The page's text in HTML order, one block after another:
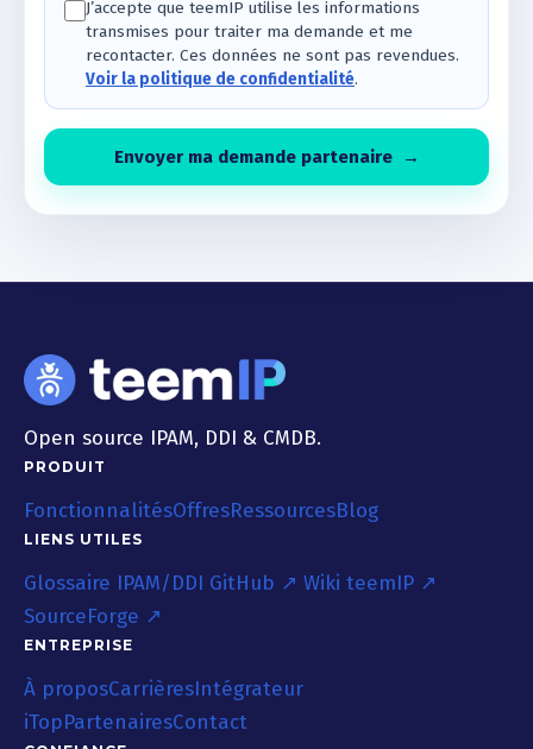
J’accepte que teemIP utilise les informations
transmises pour traiter ma demande et me
recontacter. Ces données ne sont pas revendues.
Voir la politique de confidentialité.
Envoyer ma demande partenaire
Open source IPAM, DDI & CMDB.
PRODUIT
FonctionnalitésOffresRessourcesBlog
LIENS UTILES
Glossaire IPAM/DDI GitHub ↗ Wiki teemIP ↗
SourceForge ↗
ENTREPRISE
À proposCarrièresIntégrateur
iTopPartenairesContact